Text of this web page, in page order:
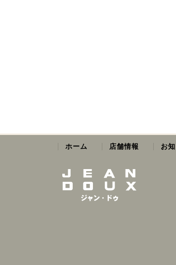
ホーム 店舗情報 お